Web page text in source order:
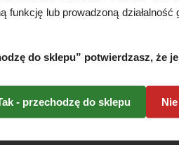
funkcję lub prowadzoną
do sklepu” potwierdzasz, że
- przechodzę do sklepu